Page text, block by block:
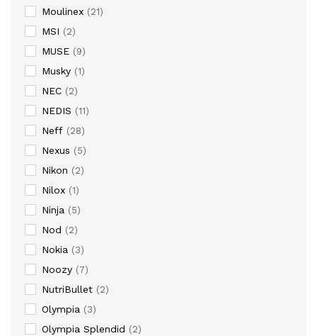
Moulinex (21)
MSI (2)
MUSE (9)
Musky (1)
NEC (2)
NEDIS (11)
Neff (28)
Nexus (5)
Nikon (2)
Nilox (1)
Ninja (5)
Nod (2)
Nokia (3)
Noozy (7)
NutriBullet (2)
Olympia (3)
Olympia Splendid (2)